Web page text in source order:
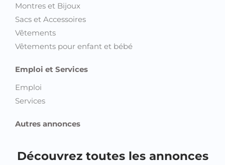
Montres et Bijoux
Sacs et Accessoires
Vêtements
Vêtements pour enfant et bébé
Emploi et Services
Emploi
Services
Autres annonces
Découvrez toutes les annonces